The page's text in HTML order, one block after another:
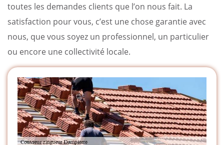
toutes les demandes clients que l’on nous fait. La
satisfaction pour vous, c’est une chose garantie avec
nous, que vous soyez un professionnel, un particulier
ou encore une collectivité locale.